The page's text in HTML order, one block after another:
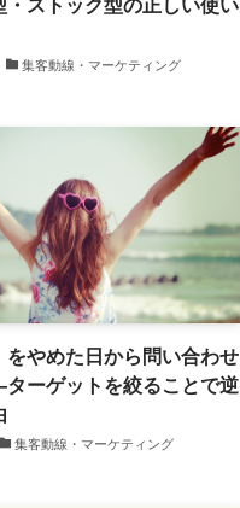
ストック型の正しい使い
集客動線・マーケティング
をやめた日から問い合わせ
ーゲットを絞ることで逆
集客動線・マーケティング